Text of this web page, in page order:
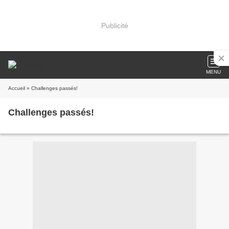
Publicité
MENU
Accueil » Challenges passés!
Challenges passés!